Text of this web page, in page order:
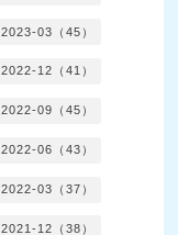
2023-03（45）
2022-12（41）
2022-09（45）
2022-06（43）
2022-03（37）
2021-12（38）